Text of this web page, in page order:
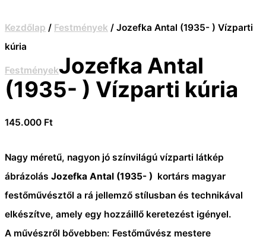
Kezdőlap / Festmények / Jozefka Antal (1935- ) Vízparti
kúria
FestményekJozefka Antal
(1935- ) Vízparti kúria
145.000 Ft
Nagy méretű, nagyon jó színvilágú vízparti látkép
ábrázolás Jozefka Antal (1935- ) kortárs magyar
festőművésztől a rá jellemző stílusban és technikával
elkészítve, amely egy hozzáillő keretezést igényel.
A művészről bővebben: Festőművész mestere